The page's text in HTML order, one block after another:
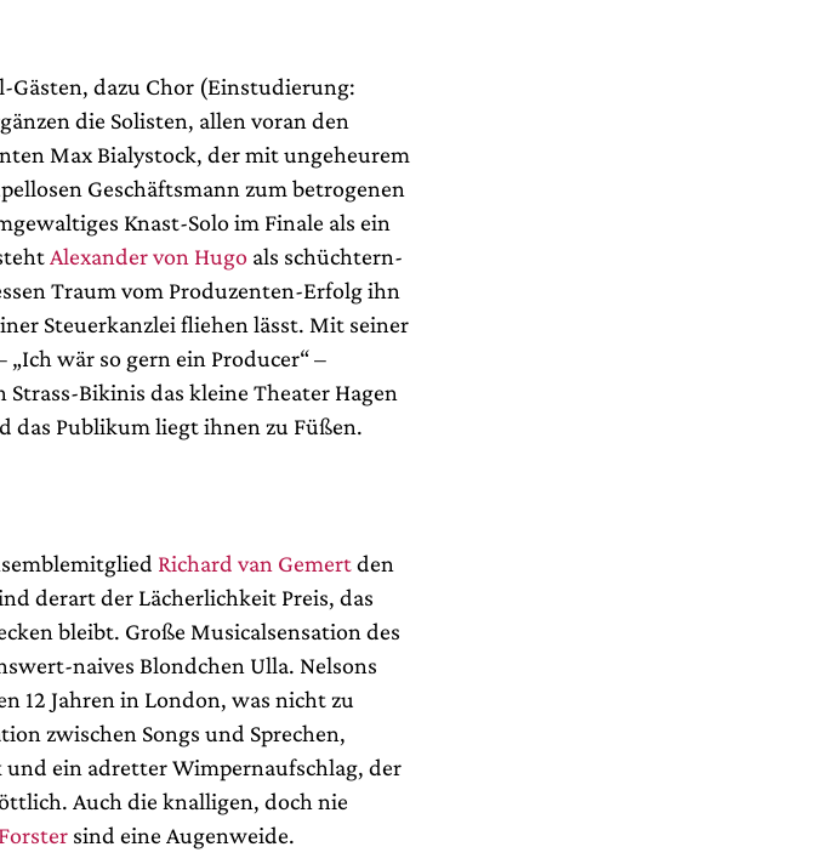
Gästen, dazu Chor (Einstudierung:
die Solisten, allen voran den
Max Bialystock, der mit ungeheurem
Geschäftsmann zum betrogenen
Knast-Solo im Finale als ein
Alexander von Hugo als schüchtern-
Traum vom Produzenten-Erfolg ihn
Steuerkanzlei fliehen lässt. Mit seiner
wär so gern ein Producer“ –
Bikinis das kleine Theater Hagen
das Publikum liegt ihnen zu Füßen.
Richard van Gemertden
derart der Lächerlichkeit Preis, das
bleibt. Große Musicalsensation des
naives Blondchen Ulla. Nelsons
12 Jahren in London, was nicht zu
zwischen Songs und Sprechen,
ein adretter Wimpernaufschlag, der
Auch die knalligen, doch nie
sind eine Augenweide.